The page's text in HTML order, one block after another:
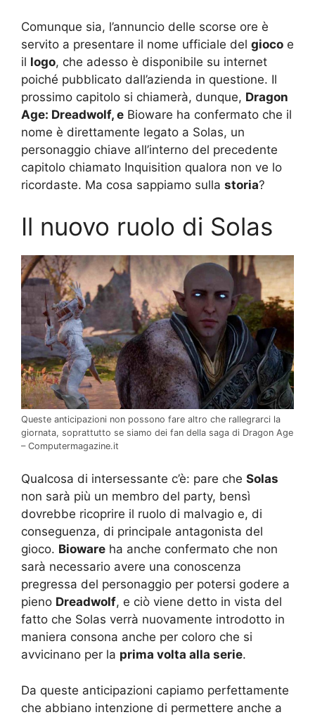
Comunque sia, l’annuncio delle scorse ore è
servito a presentare il nome ufficiale del gioco e
il logo, che adesso è disponibile su internet
poiché pubblicato dall’azienda in questione. Il
prossimo capitolo si chiamerà, dunque, Dragon
Age: Dreadwolf, e Bioware ha confermato che il
nome è direttamente legato a Solas, un
personaggio chiave all’interno del precedente
capitolo chiamato Inquisition qualora non ve lo
ricordaste. Ma cosa sappiamo sulla storia?
Il nuovo ruolo di Solas
Queste anticipazioni non possono fare altro che rallegrarci la
giornata, soprattutto se siamo dei fan della saga di Dragon Age
– Computermagazine.it
Qualcosa di intersessante c’è: pare che Solas
non sarà più un membro del party, bensì
dovrebbe ricoprire il ruolo di malvagio e, di
conseguenza, di principale antagonista del
gioco. Bioware ha anche confermato che non
sarà necessario avere una conoscenza
pregressa del personaggio per potersi godere a
pieno Dreadwolf, e ciò viene detto in vista del
fatto che Solas verrà nuovamente introdotto in
maniera consona anche per coloro che si
avvicinano per la prima volta alla serie.
Da queste anticipazioni capiamo perfettamente
che abbiano intenzione di permettere anche a